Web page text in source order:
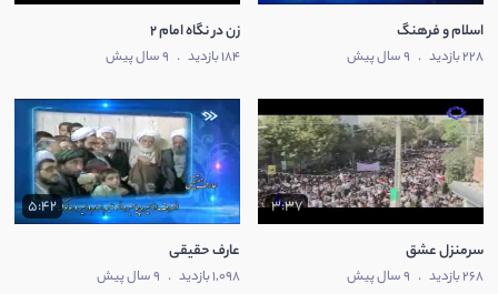
اسلام و فرهنگ
228 بازدید . 9 سال پیش
زن در نگاه امام 2
184 بازدید . 9 سال پیش
3:37
سرمنزل عشق
268 بازدید . 9 سال پیش
5:42
عارف حقیقی
1,098 بازدید . 9 سال پیش